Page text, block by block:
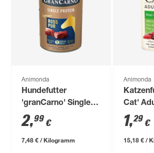
Animonda
Hundefutter
'granCarno' Single
Protein Ross 400 g
2,99 €
7,48 € / Kilogramm
Animonda
Cat'
Strauß
1,29 €
15,18 € /